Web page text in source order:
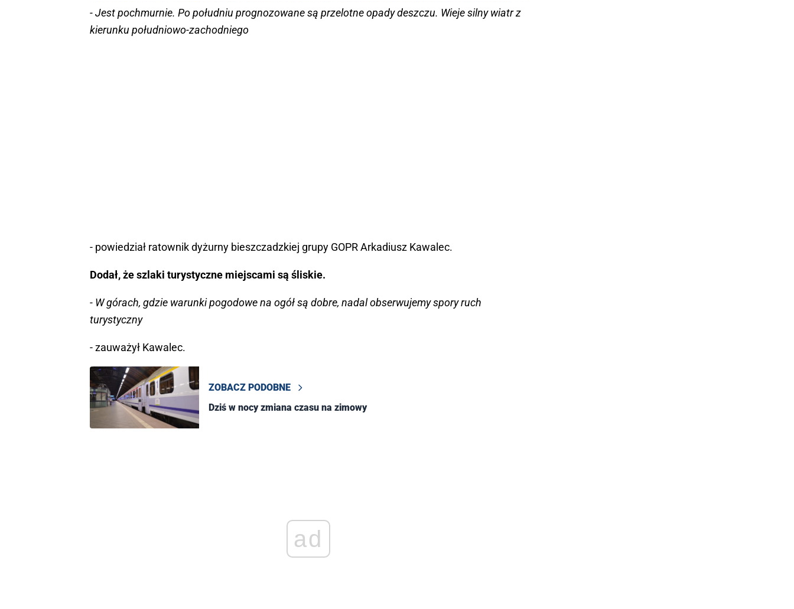
- Jest pochmurnie. Po południu prognozowane są przelotne opady deszczu. Wieje silny wiatr z
kierunku południowo-zachodniego
- powiedział ratownik dyżurny bieszczadzkiej grupy GOPR Arkadiusz Kawalec.
Dodał, że szlaki turystyczne miejscami są śliskie.
- W górach, gdzie warunki pogodowe na ogół są dobre, nadal obserwujemy spory ruch
turystyczny
- zauważył Kawalec.
ZOBACZ PODOBNE
Dziś w nocy zmiana czasu na zimowy
ad